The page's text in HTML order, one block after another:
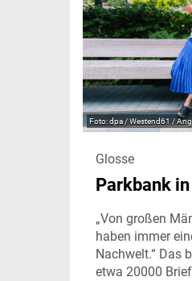
dpa / Westend61 /
Glosse
Parkbank
„Von großen
haben immer
Nachwelt.“ Das
etwa 20000